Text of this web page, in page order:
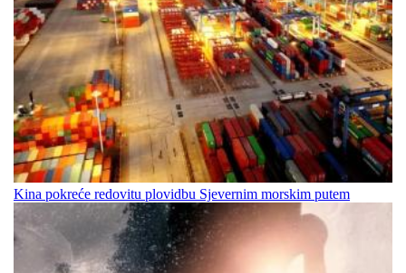
Kina pokreće redovitu plovidbu Sjevernim morskim putem